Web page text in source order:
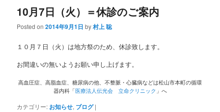
10月7日（火）＝休診のご案内
Posted on2014年9月1日 by村上 聡
１０月７日（火）は地方祭のため、休診致します。
お間違いの無いようお願い申し上げます。
高血圧症、高脂血症、糖尿病の他、不整脈・心臓病などは松山市本町の循環
器内科「医療法人伝光会 立命クリニック 」へ
カテゴリー: お知らせ, ブログ |